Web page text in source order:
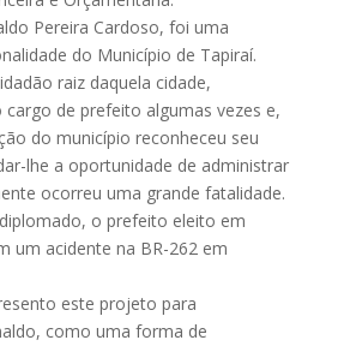
Pereira Cardoso, foi uma
do Município de Tapiraí.
raiz daquela cidade,
cargo de prefeito algumas vezes e,
do município reconheceu seu
lhe a oportunidade de administrar
ocorreu uma grande fatalidade.
o prefeito eleito em
um acidente na BR-262 em
este projeto para
como uma forma de